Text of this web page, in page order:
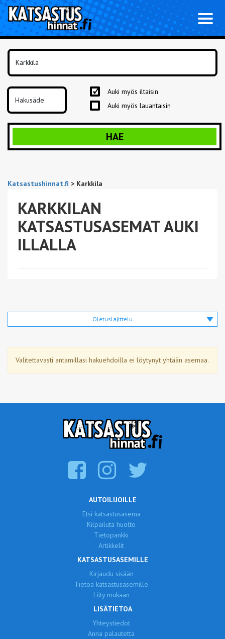
Auki myös iltaisin
Auki myös lauantaisin
HAE
Katsastushinnat.fi > Karkkila
KARKKILAN
KATSASTUSASEMAT AUKI
ILLALLA
Oletuslajittelu
Valitettavasti antamillasi hakuehdoilla ei löytynyt yhtään asemaa.
AUTOILIJOILLE
Etsi katsastusasema
Kilpailuta huolto
Tietopankki
Artikkelit
KATSASTUSASEMILLE
Kirjaudu sisään
Tietoa katsastusasemille
Liity mukaan
LISÄTIETOA
Yhteystiedot
Anna palautetta